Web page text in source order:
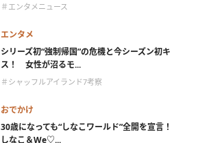
＃エンタメニュース
エンタメ
シリーズ初“強制帰国”の危機と今シーズン初キ
ス！ 女性が沼るモ...
＃シャッフルアイランド7考察
おでかけ
30歳になっても“しなこワールド”全開を宣言！
しなこ＆We♡...